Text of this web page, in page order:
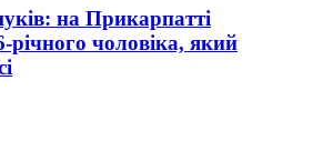
на Прикарпатті
чоловіка, який